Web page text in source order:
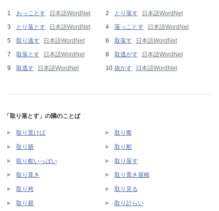
おっことす 日本語WordNet とり落す
日本語WordNet
とり落とす
日本語WordNet 落っことす
日本語WordNet
取り逃す
日本語WordNet 取落す
日本語WordNet
取落とす
日本語WordNet 取逃がす
日本語WordNet
取逃す
日本語WordNet 抜かす 日本語WordNet
「取り落とす」の隣のことば
取り置けば 取り肴
取り膳 取り舵
取り舵いっぱい 取り落す
取り葺き 取り葺き屋根
取り袴 取り見る
取り親 取り計らい